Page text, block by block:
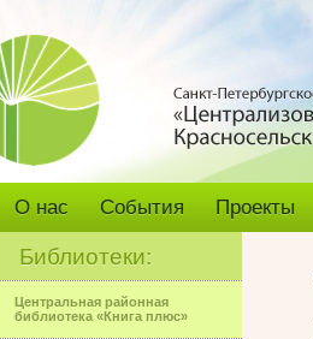
О нас События Проекты
Библиотеки:
Центральная районная
библиотека «Книга плюс»